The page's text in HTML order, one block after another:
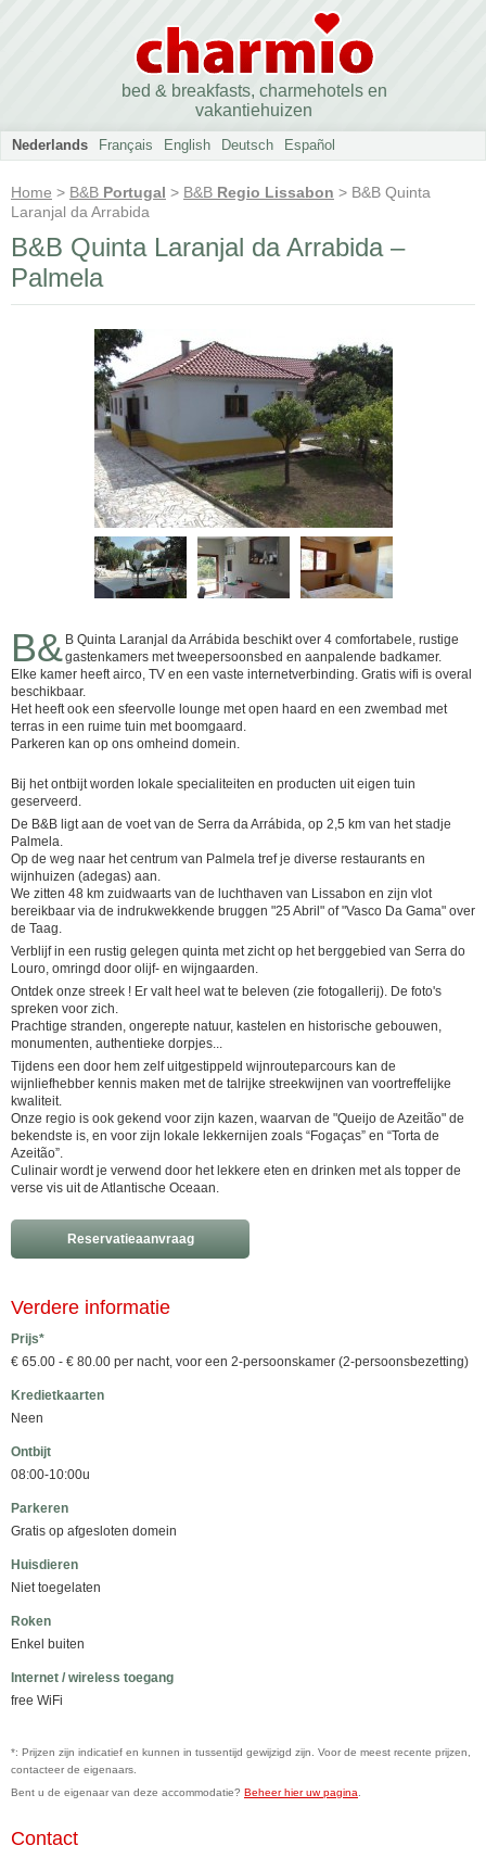
bed & breakfasts, charmehotels en
vakantiehuizen
Nederlands Français English Deutsch Español
Home > B&B Portugal > B&B Regio Lissabon > B&B Quinta
Laranjal da Arrabida
B&B Quinta Laranjal da Arrabida –
Palmela
B& B Quinta Laranjal da Arrábida beschikt over 4 comfortabele, rustige
gastenkamers met tweepersoonsbed en aanpalende badkamer.
Elke kamer heeft airco, TV en een vaste internetverbinding. Gratis wifi is overal
beschikbaar.
Het heeft ook een sfeervolle lounge met open haard en een zwembad met
terras in een ruime tuin met boomgaard.
Parkeren kan op ons omheind domein.
Bij het ontbijt worden lokale specialiteiten en producten uit eigen tuin
geserveerd.
De B&B ligt aan de voet van de Serra da Arrábida, op 2,5 km van het stadje
Palmela.
Op de weg naar het centrum van Palmela tref je diverse restaurants en
wijnhuizen (adegas) aan.
We zitten 48 km zuidwaarts van de luchthaven van Lissabon en zijn vlot
bereikbaar via de indrukwekkende bruggen "25 Abril" of "Vasco Da Gama" over
de Taag.
Verblijf in een rustig gelegen quinta met zicht op het berggebied van Serra do
Louro, omringd door olijf- en wijngaarden.
Ontdek onze streek ! Er valt heel wat te beleven (zie fotogallerij). De foto's
spreken voor zich.
Prachtige stranden, ongerepte natuur, kastelen en historische gebouwen,
monumenten, authentieke dorpjes...
Tijdens een door hem zelf uitgestippeld wijnrouteparcours kan de
wijnliefhebber kennis maken met de talrijke streekwijnen van voortreffelijke
kwaliteit.
Onze regio is ook gekend voor zijn kazen, waarvan de "Queijo de Azeitão" de
bekendste is, en voor zijn lokale lekkernijen zoals “Fogaças” en “Torta de
Azeitão”.
Culinair wordt je verwend door het lekkere eten en drinken met als topper de
verse vis uit de Atlantische Oceaan.
Reservatieaanvraag
Verdere informatie
Prijs*
€ 65.00 - € 80.00 per nacht, voor een 2-persoonskamer (2-persoonsbezetting)
Kredietkaarten
Neen
Ontbijt
08:00-10:00u
Parkeren
Gratis op afgesloten domein
Huisdieren
Niet toegelaten
Roken
Enkel buiten
Internet / wireless toegang
free WiFi
*: Prijzen zijn indicatief en kunnen in tussentijd gewijzigd zijn. Voor de meest recente prijzen,
contacteer de eigenaars.
Bent u de eigenaar van deze accommodatie? Beheer hier uw pagina
Contact